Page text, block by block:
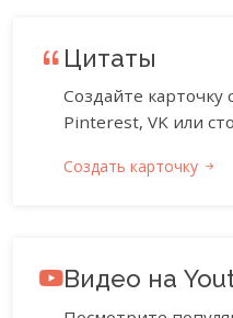
Цитаты
Создайте карточку
Pinterest, VK или
Создать карточку
Видео на